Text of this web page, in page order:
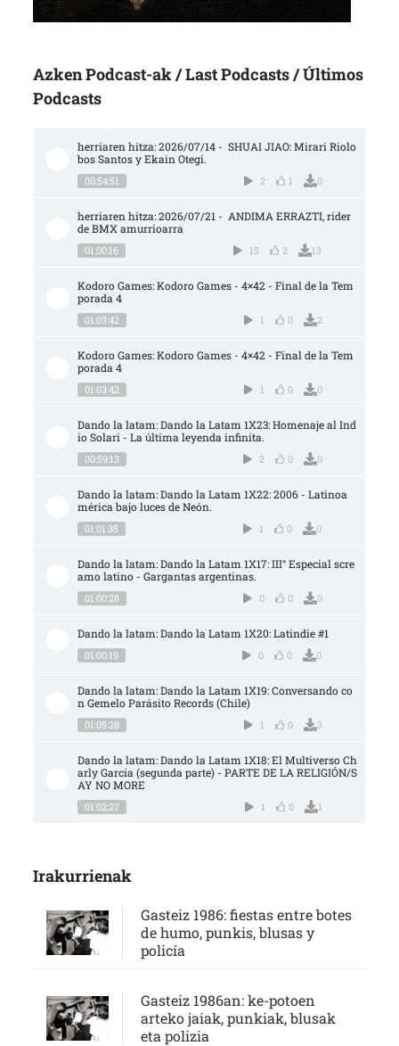
Azken Podcast-ak / Last Podcasts / Últimos
Podcasts
herriaren hitza: 2026/07/14 -  SHUAI JIAO: Mirari Riolo
bos Santos y Ekain Otegi.
00:54:51 2 1 0
herriaren hitza: 2026/07/21 -  ANDIMA ERRAZTI, rider
de BMX amurrioarra
01:00:16 15 2 13
Kodoro Games: Kodoro Games - 4×42 - Final de la Tem
porada 4
01:03:42 1 0 2
Kodoro Games: Kodoro Games - 4×42 - Final de la Tem
porada 4
01:03:42 1 0 0
Dando la latam: Dando la Latam 1X23: Homenaje al Ind
io Solari - La última leyenda infinita.
00:59:13 2 0 0
Dando la latam: Dando la Latam 1X22: 2006 - Latinoa
mérica bajo luces de Neón.
01:01:35 1 0 0
Dando la latam: Dando la Latam 1X17: III° Especial scre
amo latino - Gargantas argentinas.
01:00:28 0 0 0
Dando la latam: Dando la Latam 1X20: Latindie #1
01:00:19 0 0 0
Dando la latam: Dando la Latam 1X19: Conversando co
n Gemelo Parásito Records (Chile)
01:05:28 1 0 3
Dando la latam: Dando la Latam 1X18: El Multiverso Ch
arly García (segunda parte) - PARTE DE LA RELIGIÓN/S
AY NO MORE
01:02:27 1 0 1
Irakurrienak
Gasteiz 1986: fiestas entre botes
de humo, punkis, blusas y
policía
Gasteiz 1986an: ke-potoen
arteko jaiak, punkiak, blusak
eta polizia